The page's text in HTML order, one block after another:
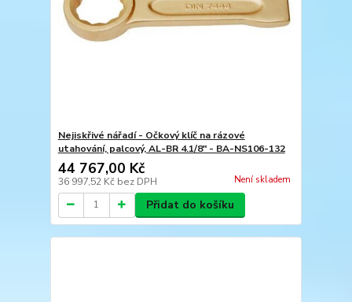
Nejiskřivé nářadí - Očkový klíč na rázové
utahování, palcový, AL-BR 4.1/8" - BA-NS106-132
44 767,00 Kč
36 997,52 Kč bez DPH Není skladem
Přidat do košíku